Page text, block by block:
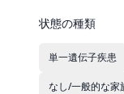
状態の種類
単一遺伝子疾患
なし/一般的な家